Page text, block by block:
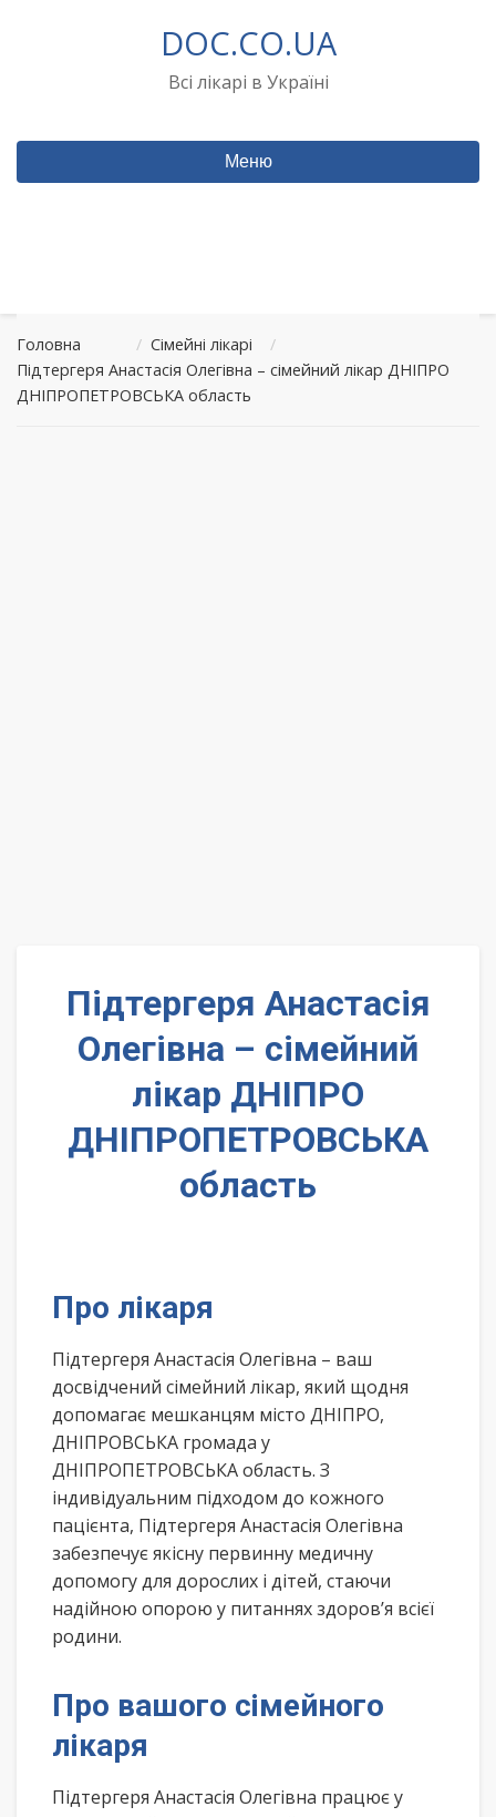
DOC.CO.UA
Всі лікарі в Україні
Меню
Головна / Сімейні лікарі
/
Підтергеря Анастасія Олегівна – сімейний лікар ДНІПРО
ДНІПРОПЕТРОВСЬКА область
Підтергеря Анастасія
Олегівна – сімейний
лікар ДНІПРО
ДНІПРОПЕТРОВСЬКА
область
Про лікаря
Підтергеря Анастасія Олегівна – ваш
досвідчений сімейний лікар, який щодня
допомагає мешканцям місто ДНІПРО,
ДНІПРОВСЬКА громада у
ДНІПРОПЕТРОВСЬКА область. З
індивідуальним підходом до кожного
пацієнта, Підтергеря Анастасія Олегівна
забезпечує якісну первинну медичну
допомогу для дорослих і дітей, стаючи
надійною опорою у питаннях здоров’я всієї
родини.
Про вашого сімейного
лікаря
Підтергеря Анастасія Олегівна працює у